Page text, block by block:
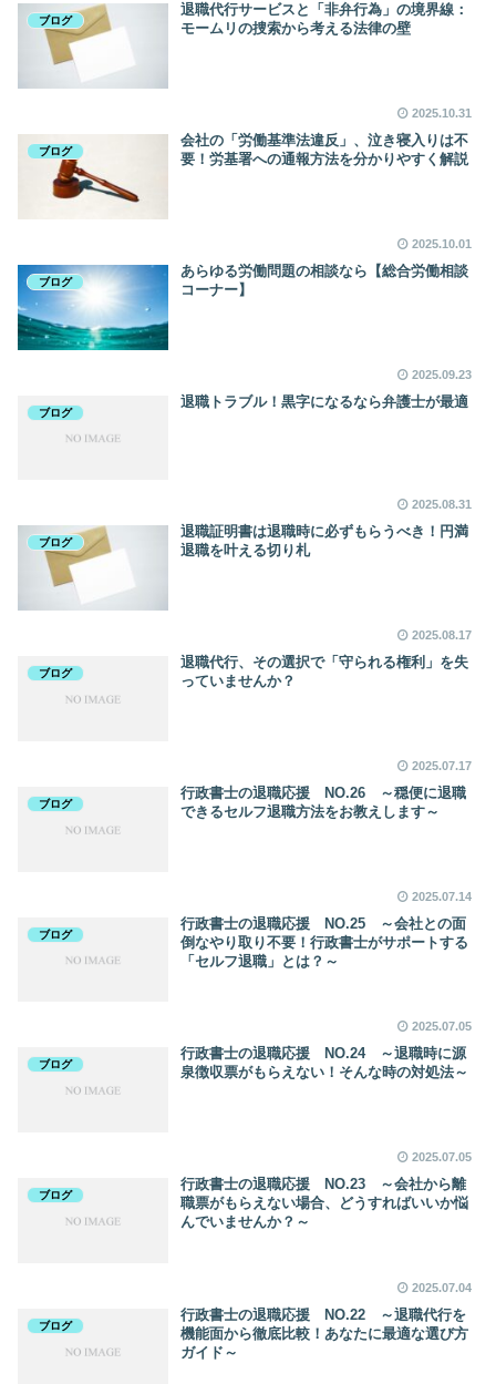
ブログ
退職代行サービスと「非弁行為」の境界線：
モームリの捜索から考える法律の壁
2025.10.31
ブログ
会社の「労働基準法違反」、泣き寝入りは不
要！労基署への通報方法を分かりやすく解説
2025.10.01
ブログ
あらゆる労働問題の相談なら【総合労働相談
コーナー】
2025.09.23
ブログ
退職トラブル！黒字になるなら弁護士が最適
2025.08.31
ブログ
退職証明書は退職時に必ずもらうべき！円満
退職を叶える切り札
2025.08.17
ブログ
退職代行、その選択で「守られる権利」を失
っていませんか？
2025.07.17
ブログ
行政書士の退職応援 NO.26 ～穏便に退職
できるセルフ退職方法をお教えします～
2025.07.14
ブログ
行政書士の退職応援 NO.25 ～会社との面
倒なやり取り不要！行政書士がサポートする
「セルフ退職」とは？～
2025.07.05
ブログ
行政書士の退職応援 NO.24 ～退職時に源
泉徴収票がもらえない！そんな時の対処法～
2025.07.05
ブログ
行政書士の退職応援 NO.23 ～会社から離
職票がもらえない場合、どうすればいいか悩
んでいませんか？～
2025.07.04
ブログ
行政書士の退職応援 NO.22 ～退職代行を
機能面から徹底比較！あなたに最適な選び方
ガイド～